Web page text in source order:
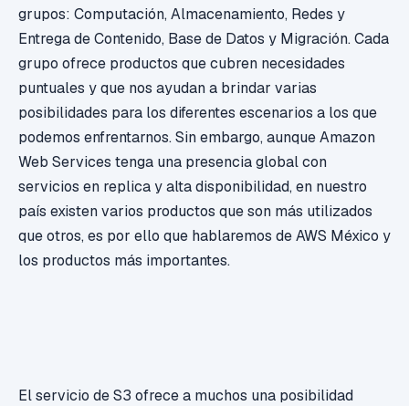
grupos: Computación, Almacenamiento, Redes y
Entrega de Contenido, Base de Datos y Migración. Cada
grupo ofrece productos que cubren necesidades
puntuales y que nos ayudan a brindar varias
posibilidades para los diferentes escenarios a los que
podemos enfrentarnos. Sin embargo, aunque Amazon
Web Services tenga una presencia global con
servicios en replica y alta disponibilidad, en nuestro
país existen varios productos que son más utilizados
que otros, es por ello que hablaremos de AWS México y
los productos más importantes.
El servicio de S3 ofrece a muchos una posibilidad